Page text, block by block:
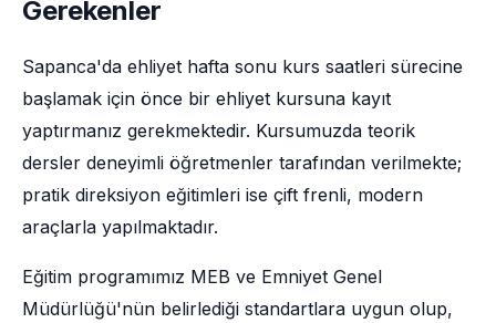
Gerekenler
Sapanca'da ehliyet hafta sonu kurs saatleri sürecine
başlamak için önce bir ehliyet kursuna kayıt
yaptırmanız gerekmektedir. Kursumuzda teorik
dersler deneyimli öğretmenler tarafından verilmekte;
pratik direksiyon eğitimleri ise çift frenli, modern
araçlarla yapılmaktadır.
Eğitim programımız MEB ve Emniyet Genel
Müdürlüğü'nün belirlediği standartlara uygun olup,